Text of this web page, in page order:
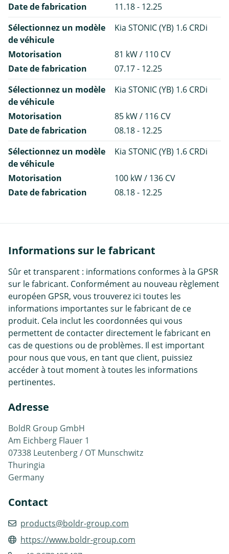
Date de fabrication
11.18 - 12.25
Sélectionnez un modèle
de véhicule
Kia STONIC (YB) 1.6 CRDi
Motorisation
81 kW / 110 CV
Date de fabrication
07.17 - 12.25
Sélectionnez un modèle
de véhicule
Kia STONIC (YB) 1.6 CRDi
Motorisation
85 kW / 116 CV
Date de fabrication
08.18 - 12.25
Sélectionnez un modèle
de véhicule
Kia STONIC (YB) 1.6 CRDi
Motorisation
100 kW / 136 CV
Date de fabrication
08.18 - 12.25
Informations sur le fabricant
Sûr et transparent : informations conformes à la GPSR
sur le fabricant. Conformément au nouveau règlement
européen GPSR, vous trouverez ici toutes les
informations importantes sur le fabricant de ce
produit. Cela inclut les coordonnées qui vous
permettent de contacter directement le fabricant en
cas de questions ou de problèmes. Il est important
pour nous que vous, en tant que client, puissiez
accéder à tout moment à toutes les informations
pertinentes.
Adresse
BoldR Group GmbH
Am Eichberg Flauer 1
07338 Leutenberg / OT Munschwitz
Thuringia
Germany
Contact
products@boldr-group.com
https://www.boldr-group.com